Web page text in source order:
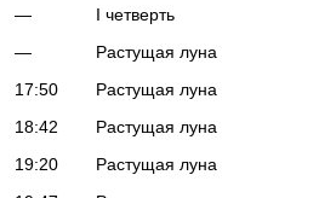
—
I четверть
—
Растущая луна
17:50
Растущая луна
18:42
Растущая луна
19:20
Растущая луна